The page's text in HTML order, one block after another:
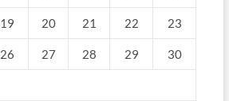
19 20 21 22 23
26 27 28 29 30